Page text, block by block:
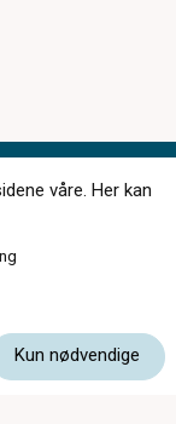
våre. Her kan
Kun nødvendige